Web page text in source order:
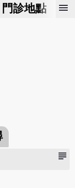
門診地點 預
menu
subject